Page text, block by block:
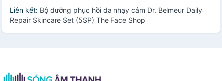
Liên kết: Bộ dưỡng phục hồi da nhạy cảm Dr. Belmeur Daily
Repair Skincare Set (5SP) The Face Shop